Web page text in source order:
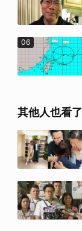
06
其他人也看了